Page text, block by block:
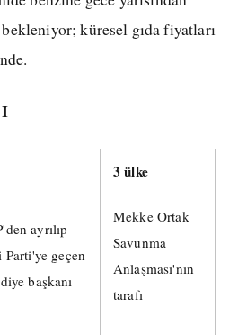
küresel gıda fiyatları
ayrılıp
Parti'ye geçen
başkanı
3 ülke
Mekke Ortak
Savunma
Anlaşması'nın
tarafı